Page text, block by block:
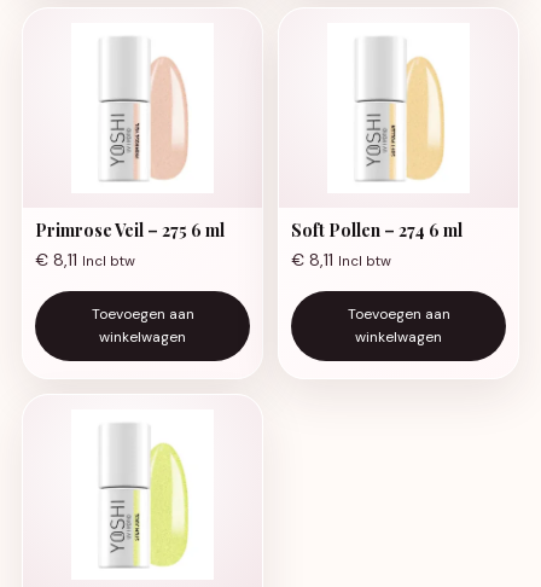
Primrose Veil – 275 6 ml
€ 8,11 Incl btw
Toevoegen aan
winkelwagen
Soft Pollen – 274 6 ml
€ 8,11 Incl btw
Toevoegen aan
winkelwagen